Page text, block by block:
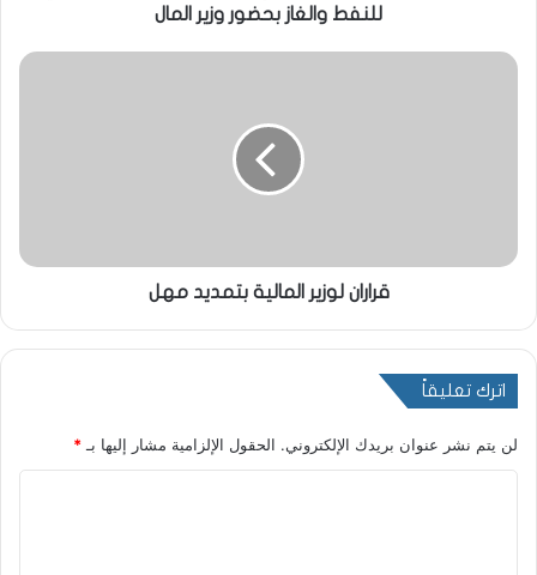
للنفط والغاز بحضور وزير المال
قراران لوزير المالية بتمديد مهل
اترك تعليقاً
لن يتم نشر عنوان بريدك الإلكتروني. الحقول الإلزامية مشار إليها بـ*